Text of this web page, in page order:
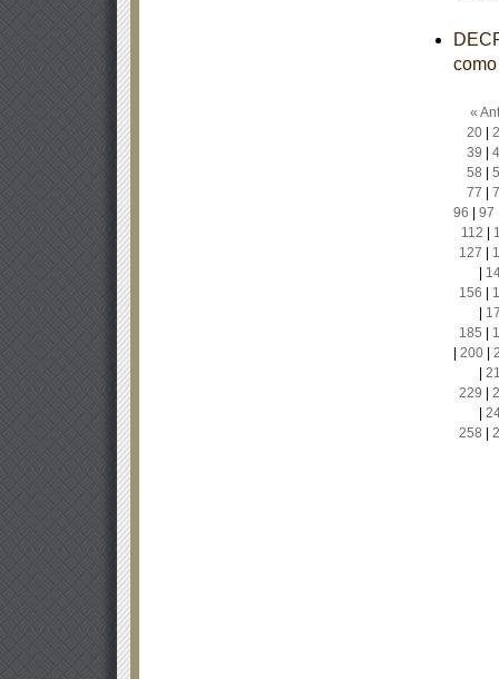
«
20|
39
58
77
96
97
112
127
156
185
200|
229
258